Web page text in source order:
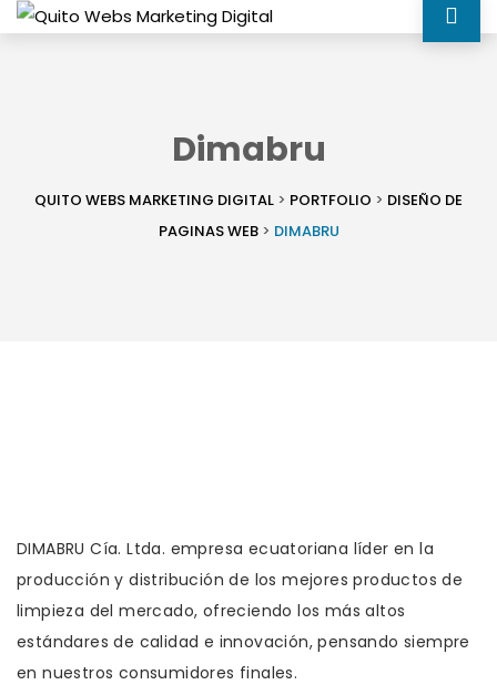
Dimabru
QUITO WEBS MARKETING DIGITAL > PORTFOLIO > DISEÑO DE
PAGINAS WEB> DIMABRU
DIMABRU Cía. Ltda. empresa ecuatoriana líder en la
producción y distribución de los mejores productos de
limpieza del mercado, ofreciendo los más altos
estándares de calidad e innovación, pensando siempre
en nuestros consumidores finales.